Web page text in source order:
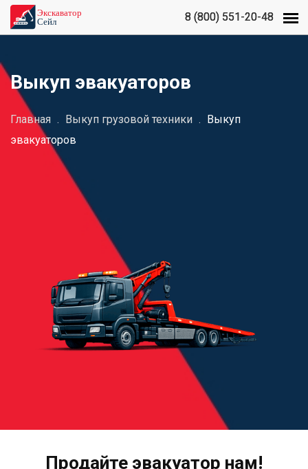
8 (800) 551-20-48
8 (800) 551-20-48
Выкуп эвакуаторов
Главная . Выкуп грузовой техники . Выкуп
эвакуаторов
Продайте эвакуатор нам!